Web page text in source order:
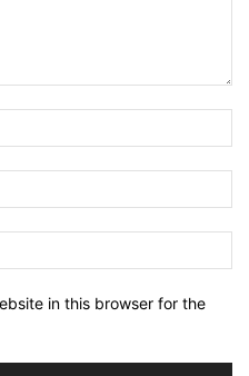
in this browser for the